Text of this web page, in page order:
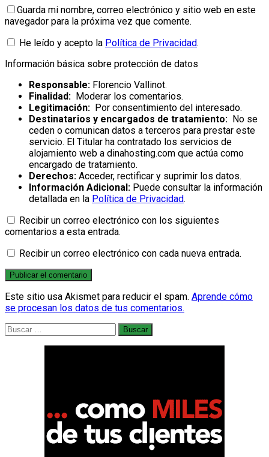
Guarda mi nombre, correo electrónico y sitio web en este
navegador para la próxima vez que comente.
He leído y acepto la Política de Privacidad.
Información básica sobre protección de datos
Responsable: Florencio Vallinot.
Finalidad: Moderar los comentarios.
Legitimación: Por consentimiento del interesado.
Destinatarios y encargados de tratamiento: No se
ceden o comunican datos a terceros para prestar este
servicio. El Titular ha contratado los servicios de
alojamiento web a dinahosting.com que actúa como
encargado de tratamiento.
Derechos: Acceder, rectificar y suprimir los datos.
Información Adicional: Puede consultar la información
detallada en la Política de Privacidad.
Recibir un correo electrónico con los siguientes
comentarios a esta entrada.
Recibir un correo electrónico con cada nueva entrada.
Este sitio usa Akismet para reducir el spam. Aprende cómo
se procesan los datos de tus comentarios.
Buscar: